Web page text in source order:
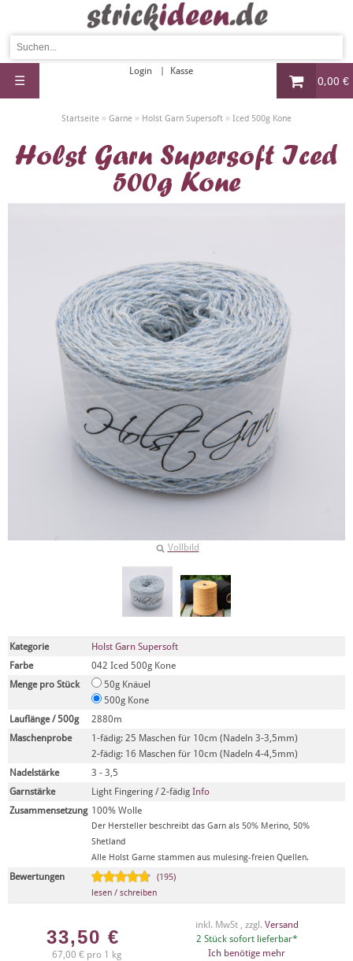
0,00 €
Login Kasse
☰
Startseite » Garne » Holst Garn Supersoft » Iced 500g Kone
Holst Garn Supersoft Iced
500g Kone
Vollbild
Kategorie
Holst Garn Supersoft
Farbe
042 Iced 500g Kone
Menge pro Stück
50g Knäuel
500g Kone
Lauflänge / 500g
2880m
Maschenprobe
1-fädig: 25 Maschen für 10cm (Nadeln 3-3,5mm)
2-fädig: 16 Maschen für 10cm (Nadeln 4-4,5mm)
Nadelstärke
3 - 3,5
Garnstärke
Light Fingering / 2-fädig Info
Zusammensetzung 100% Wolle
Der Hersteller beschreibt das Garn als 50% Merino, 50%
Shetland
Alle Holst Garne stammen aus mulesing-freien Quellen.
Bewertungen
(195)
lesen / schreiben
33,50 €
67,00 € pro 1 kg
inkl. MwSt , zzgl. Versand
2 Stück sofort lieferbar*
Ich benötige mehr